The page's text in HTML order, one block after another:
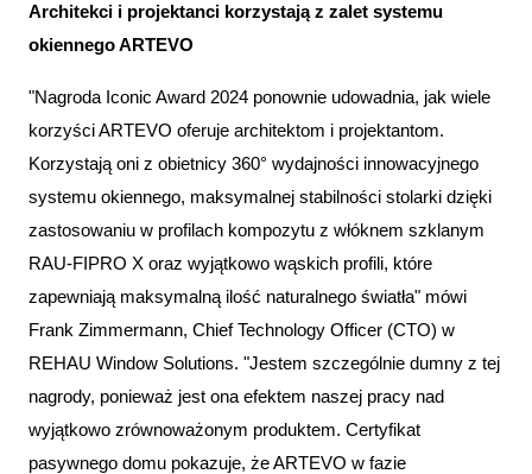
Architekci i projektanci korzystają z zalet systemu
okiennego ARTEVO
"Nagroda Iconic Award 2024 ponownie udowadnia, jak wiele
korzyści ARTEVO oferuje architektom i projektantom.
Korzystają oni z obietnicy 360° wydajności innowacyjnego
systemu okiennego, maksymalnej stabilności stolarki dzięki
zastosowaniu w profilach kompozytu z włóknem szklanym
RAU-FIPRO X oraz wyjątkowo wąskich profili, które
zapewniają maksymalną ilość naturalnego światła" mówi
Frank Zimmermann, Chief Technology Officer (CTO) w
REHAU Window Solutions. "Jestem szczególnie dumny z tej
nagrody, ponieważ jest ona efektem naszej pracy nad
wyjątkowo zrównoważonym produktem. Certyfikat
pasywnego domu pokazuje, że ARTEVO w fazie